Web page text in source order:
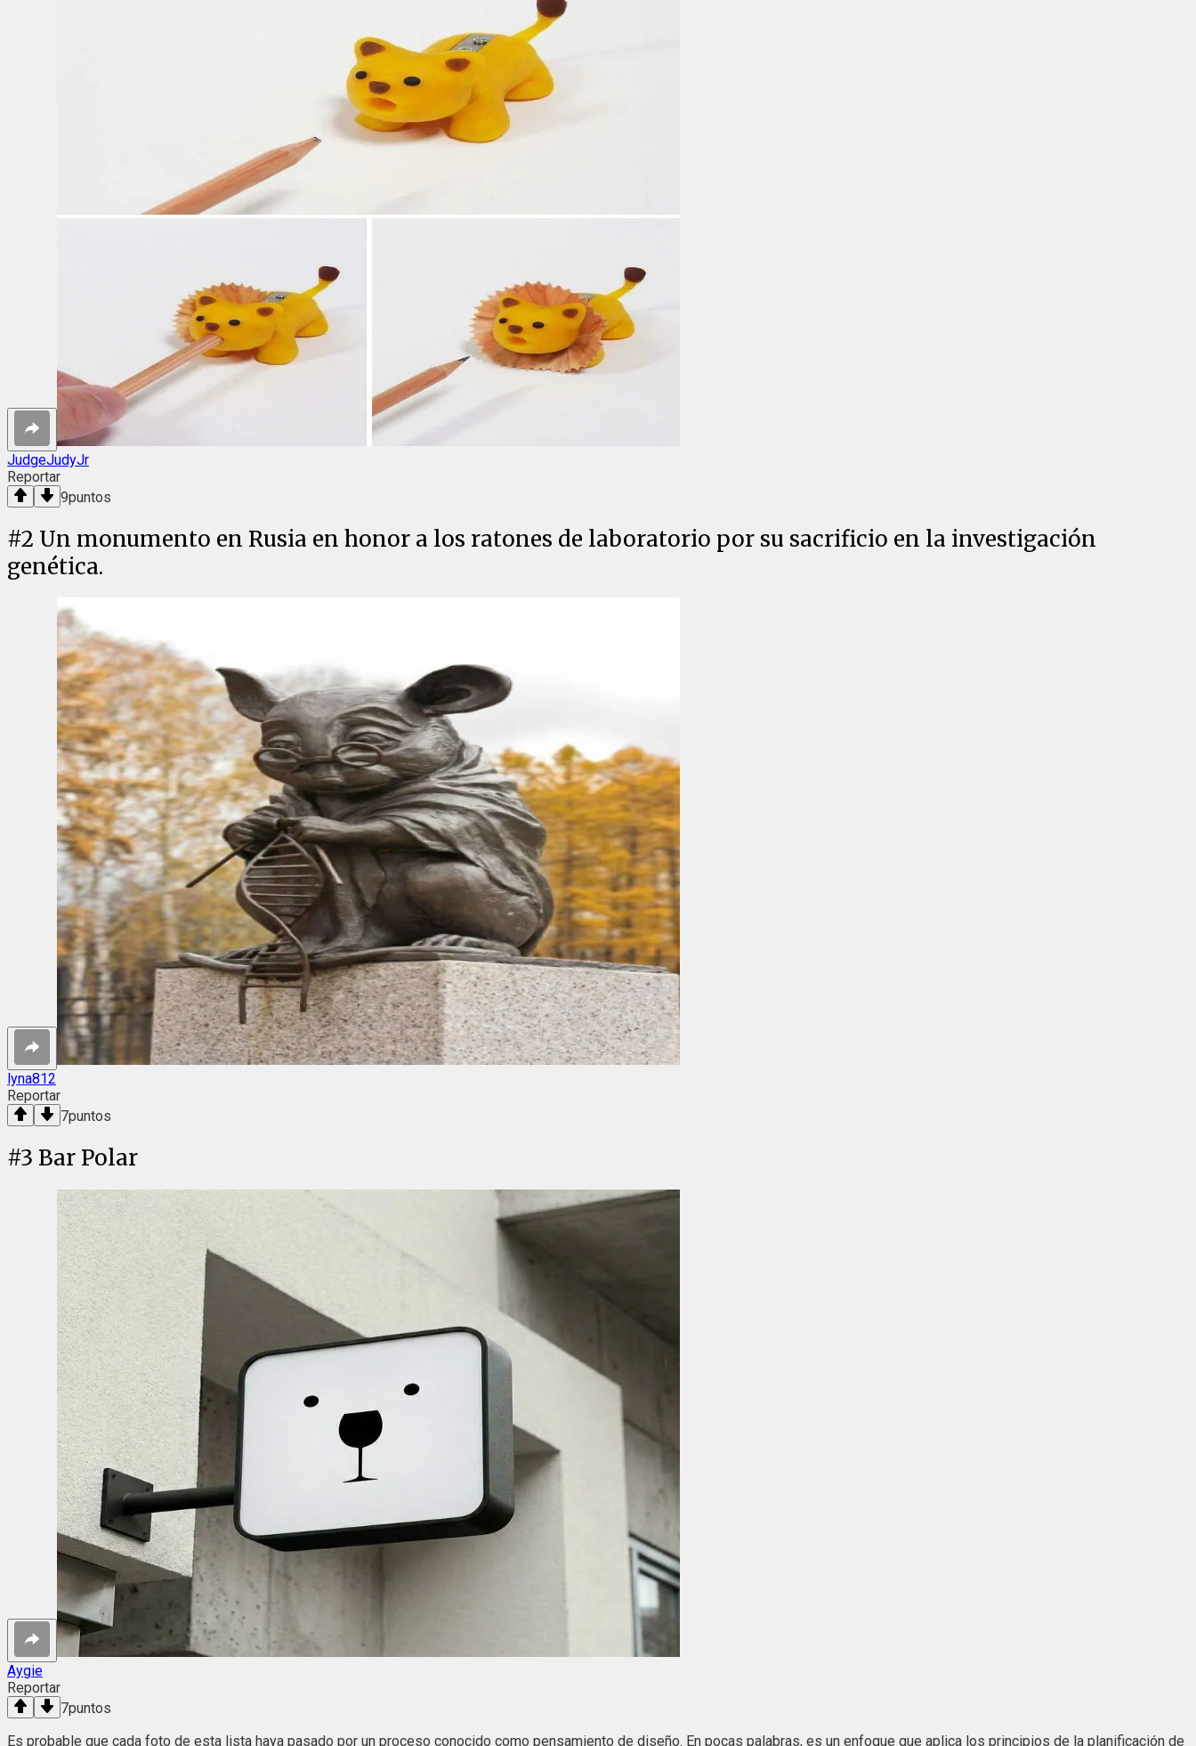
JudgeJudyJr
Reportar
9puntos
#2 Un monumento en Rusia en honor a los ratones de laboratorio por su sacrificio en la investigación
genética.
lyna812
Reportar
7puntos
#3 Bar Polar
Aygie
Reportar
7puntos
Es probable que cada foto de esta lista haya pasado por un proceso conocido como pensamiento de diseño. En pocas palabras, es un enfoque que aplica los principios de la planificación de